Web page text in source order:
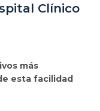
Clínico
más
esta facilidad